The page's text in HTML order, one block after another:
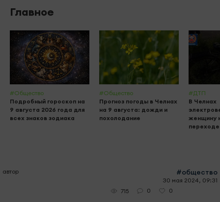
Главное
#Общество
Подробный гороскоп на
9 августа 2026 года для
всех знаков зодиака
#Общество
Прогноз погоды в Челнах
на 9 августа: дожди и
похолодание
#ДТП
В Челнах
женщину
переходе
автор #общество
30 мая 2024, 09:31
715
0 0